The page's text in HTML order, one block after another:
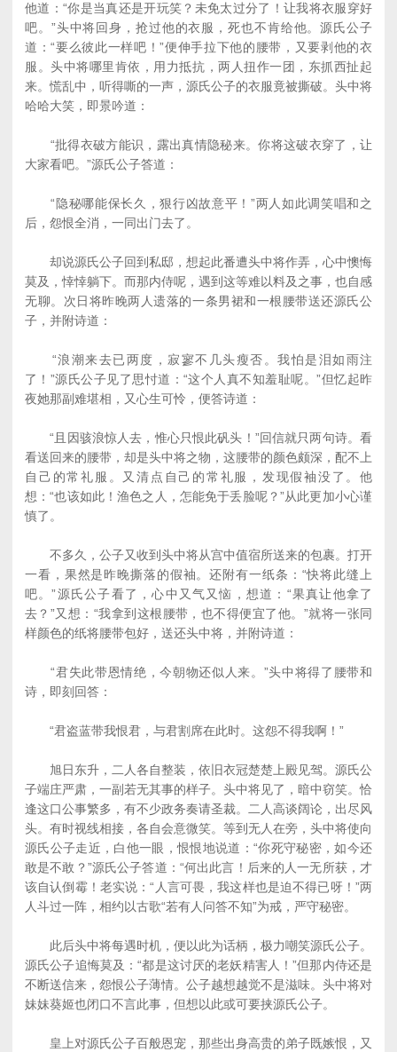
他道：“你是当真还是开玩笑？未免太过分了！让我将衣服穿好
吧。”头中将回身，抢过他的衣服，死也不肯给他。源氏公子
道：“要么彼此一样吧！”便伸手拉下他的腰带，又要剥他的衣
服。头中将哪里肯依，用力抵抗，两人扭作一团，东抓西扯起
来。慌乱中，听得嘶的一声，源氏公子的衣服竟被撕破。头中将
哈哈大笑，即景吟道：
“批得衣破方能识，露出真情隐秘来。你将这破衣穿了，让
大家看吧。”源氏公子答道：
“隐秘哪能保长久，狠行凶故意平！”两人如此调笑唱和之
后，怨恨全消，一同出门去了。
却说源氏公子回到私邸，想起此番遭头中将作弄，心中懊悔
莫及，悻悻躺下。而那内侍呢，遇到这等难以料及之事，也自感
无聊。次日将昨晚两人遗落的一条男裙和一根腰带送还源氏公
子，并附诗道：
“浪潮来去已两度，寂寥不几头瘦否。我怕是泪如雨注
了！”源氏公子见了思忖道：“这个人真不知羞耻呢。”但忆起昨
夜她那副难堪相，又心生可怜，便答诗道：
“且因骇浪惊人去，惟心只恨此矾头！”回信就只两句诗。看
看送回来的腰带，却是头中将之物，这腰带的颜色颇深，配不上
自己的常礼服。又清点自己的常礼服，发现假袖没了。他
想：“也该如此！渔色之人，怎能免于丢脸呢？”从此更加小心谨
慎了。
不多久，公子又收到头中将从宫中值宿所送来的包裹。打开
一看，果然是昨晚撕落的假袖。还附有一纸条：“快将此缝上
吧。”源氏公子看了，心中又气又恼，想道：“果真让他拿了
去？”又想：“我拿到这根腰带，也不得便宜了他。”就将一张同
样颜色的纸将腰带包好，送还头中将，并附诗道：
“君失此带恩情绝，今朝物还似人来。”头中将得了腰带和
诗，即刻回答：
“君盗蓝带我恨君，与君割席在此时。这怨不得我啊！”
旭日东升，二人各自整装，依旧衣冠楚楚上殿见驾。源氏公
子端庄严肃，一副若无其事的样子。头中将见了，暗中窃笑。恰
逢这口公事繁多，有不少政务奏请圣裁。二人高谈阔论，出尽风
头。有时视线相接，各自会意微笑。等到无人在旁，头中将使向
源氏公子走近，白他一眼，恨恨地说道：“你死守秘密，如今还
敢是不敢？”源氏公子答道：“何出此言！后来的人一无所获，才
该自认倒霉！老实说：“人言可畏，我这样也是迫不得已呀！”两
人斗过一阵，相约以古歌“若有人问答不知”为戒，严守秘密。
此后头中将每遇时机，便以此为话柄，极力嘲笑源氏公子。
源氏公子追悔莫及：“都是这讨厌的老妖精害人！”但那内侍还是
不断送信来，怨恨公子薄情。公子越想越觉不是滋味。头中将对
妹妹葵姬也闭口不言此事，但想以此或可要挟源氏公子。
皇上对源氏公子百般恩宠，那些出身高贵的弟子既嫉恨，又